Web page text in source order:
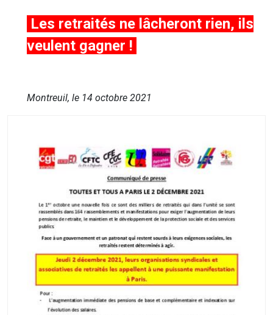
Les retraités ne lâcheront rien, ils
veulent gagner !
Montreuil, le 14 octobre 2021